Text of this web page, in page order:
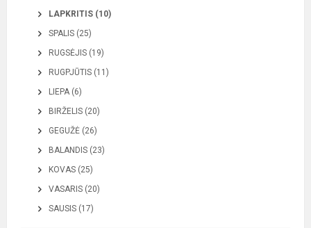
LAPKRITIS (10)
SPALIS (25)
RUGSĖJIS (19)
RUGPJŪTIS (11)
LIEPA (6)
BIRŽELIS (20)
GEGUŽĖ (26)
BALANDIS (23)
KOVAS (25)
VASARIS (20)
SAUSIS (17)